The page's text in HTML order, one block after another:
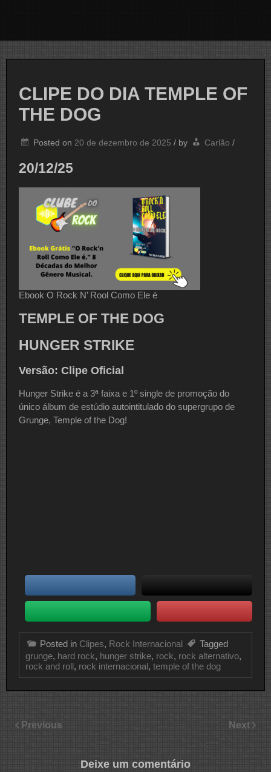
CLIPE DO DIA TEMPLE OF
THE DOG
Posted on 20 de dezembro de 2025 / by Carlão /
20/12/25
Ebook O Rock N’ Rool Como Ele é
TEMPLE OF THE DOG
HUNGER STRIKE
Versão: Clipe Oficial
Hunger Strike é a 3ª faixa e 1º single de promoção do
único álbum de estúdio autointitulado do supergrupo de
Grunge, Temple of the Dog!
Posted in Clipes, Rock Internacional
Tagged
grunge, hard rock, hunger strike, rock, rock alternativo,
rock and roll, rock internacional, temple of the dog
Previous Next
Deixe um comentário